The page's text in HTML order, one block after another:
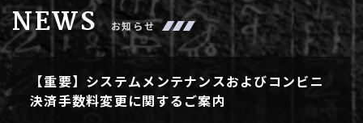
NEWS お知らせ
【重要】システムメンテナンスおよびコンビニ
決済手数料変更に関するご案内